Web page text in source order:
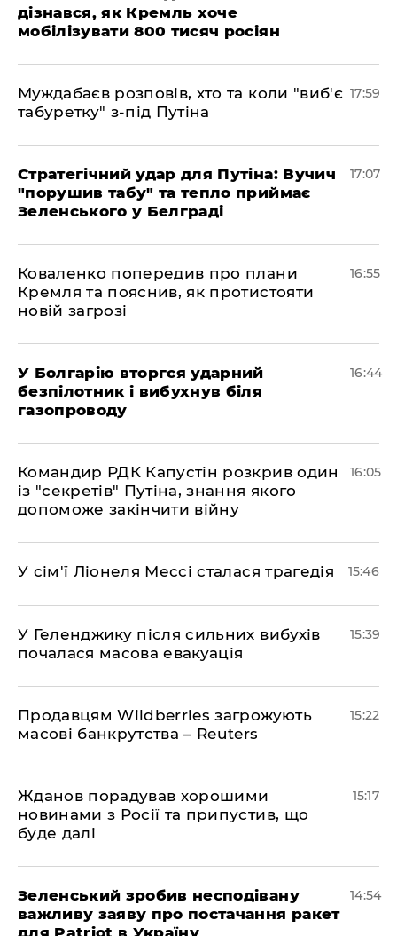
дізнався, як Кремль хоче
мобілізувати 800 тисяч росіян
Муждабаєв розповів, хто та коли "виб'є
табуретку" з-під Путіна
17:59
Стратегічний удар для Путіна: Вучич
"порушив табу" та тепло приймає
Зеленського у Белграді
17:07
Коваленко попередив про плани
Кремля та пояснив, як протистояти
новій загрозі
16:55
У Болгарію вторгся ударний
безпілотник і вибухнув біля
газопроводу
16:44
Командир РДК Капустін розкрив один
із "секретів" Путіна, знання якого
допоможе закінчити війну
16:05
У сім'ї Ліонеля Мессі сталася трагедія 15:46
У Геленджику після сильних вибухів
почалася масова евакуація
15:39
Продавцям Wildberries загрожують
масові банкрутства – Reuters
15:22
Жданов порадував хорошими
новинами з Росії та припустив, що
буде далі
15:17
Зеленський зробив несподівану
важливу заяву про постачання ракет
14:54